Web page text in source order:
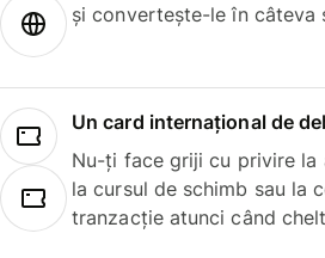
și convertește-le în câteva
Un card internațional de
Nu-ți face griji cu privire la
la cursul de schimb sau la
tranzacție atunci când